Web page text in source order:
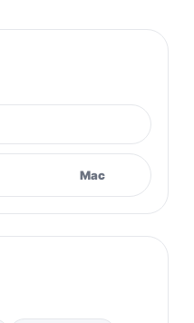
Mac